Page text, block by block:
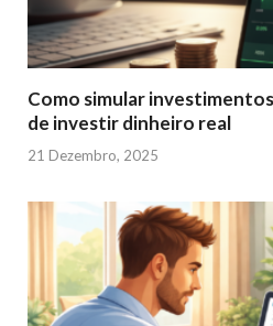
Como simular
de investir dinheiro real
21 Dezembro, 2025